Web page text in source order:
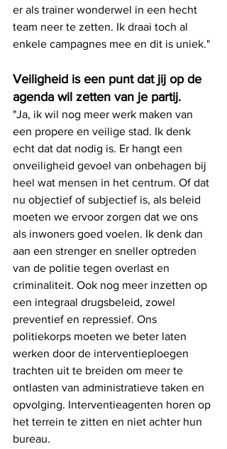
er als trainer wonderwel in een hecht
team neer te zetten. Ik draai toch al
enkele campagnes mee en dit is uniek."
Veiligheid is een punt dat jij op de
agenda wil zetten van je partij.
"Ja, ik wil nog meer werk maken van
een propere en veilige stad. Ik denk
echt dat dat nodig is. Er hangt een
onveiligheid gevoel van onbehagen bij
heel wat mensen in het centrum. Of dat
nu objectief of subjectief is, als beleid
moeten we ervoor zorgen dat we ons
als inwoners goed voelen. Ik denk dan
aan een strenger en sneller optreden
van de politie tegen overlast en
criminaliteit. Ook nog meer inzetten op
een integraal drugsbeleid, zowel
preventief en repressief. Ons
politiekorps moeten we beter laten
werken door de interventieploegen
trachten uit te breiden om meer te
ontlasten van administratieve taken en
opvolging. Interventieagenten horen op
het terrein te zitten en niet achter hun
bureau.